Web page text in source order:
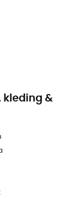
kleding &